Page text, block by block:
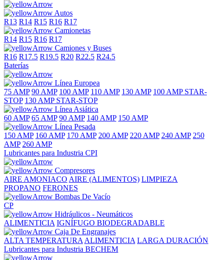
Autos
R13 R14 R15 R16 R17
Camionetas
R14 R15 R16 R17
Camiones y Buses
R16 R17.5 R19.5 R20 R22.5 R24.5
Baterías
Línea Europea
75 AMP 90 AMP 100 AMP 110 AMP 130 AMP 100 AMP STAR-
STOP 130 AMP STAR-STOP
Línea Asiática
60 AMP 65 AMP 90 AMP 140 AMP 150 AMP
Línea Pesada
150 AMP 160 AMP 170 AMP 200 AMP 220 AMP 240 AMP 250
AMP 260 AMP
Lubricantes para Industria CPI
Compresores
AIRE AMONIACO AIRE (ALIMENTOS) LIMPIEZA
PROPANO FERONES
Bombas De Vacío
CP
Hidráulicos - Neumáticos
ALIMENTICIA IGNÍFUGO BIODEGRADABLE
Caja De Engranajes
ALTA TEMPERATURA ALIMENTICIA LARGA DURACIÓN
Lubricantes para Industria BECHEM